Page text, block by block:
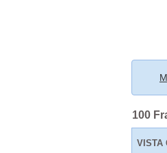
100
VISTA